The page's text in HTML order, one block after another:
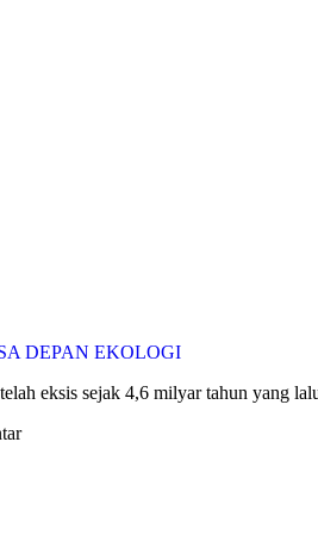
DEPAN EKOLOGI
eksis sejak 4,6 milyar tahun yang